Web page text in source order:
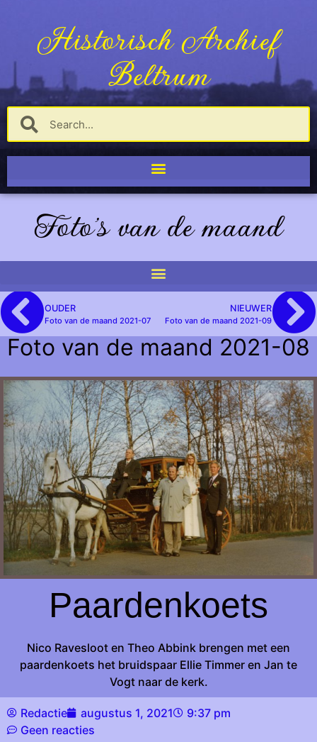
Historisch Archief
Beltrum
Foto's van de maand
OUDER
Foto van de maand 2021-07
NIEUWER
Foto van de maand 2021-09
Foto van de maand 2021-08
Paardenkoets
Nico Ravesloot en Theo Abbink brengen met een
paardenkoets het bruidspaar Ellie Timmer en Jan te
Vogt naar de kerk.
Redactie augustus 1, 2021
9:37 pm
Geen reacties